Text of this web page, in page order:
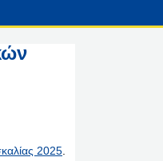
2025